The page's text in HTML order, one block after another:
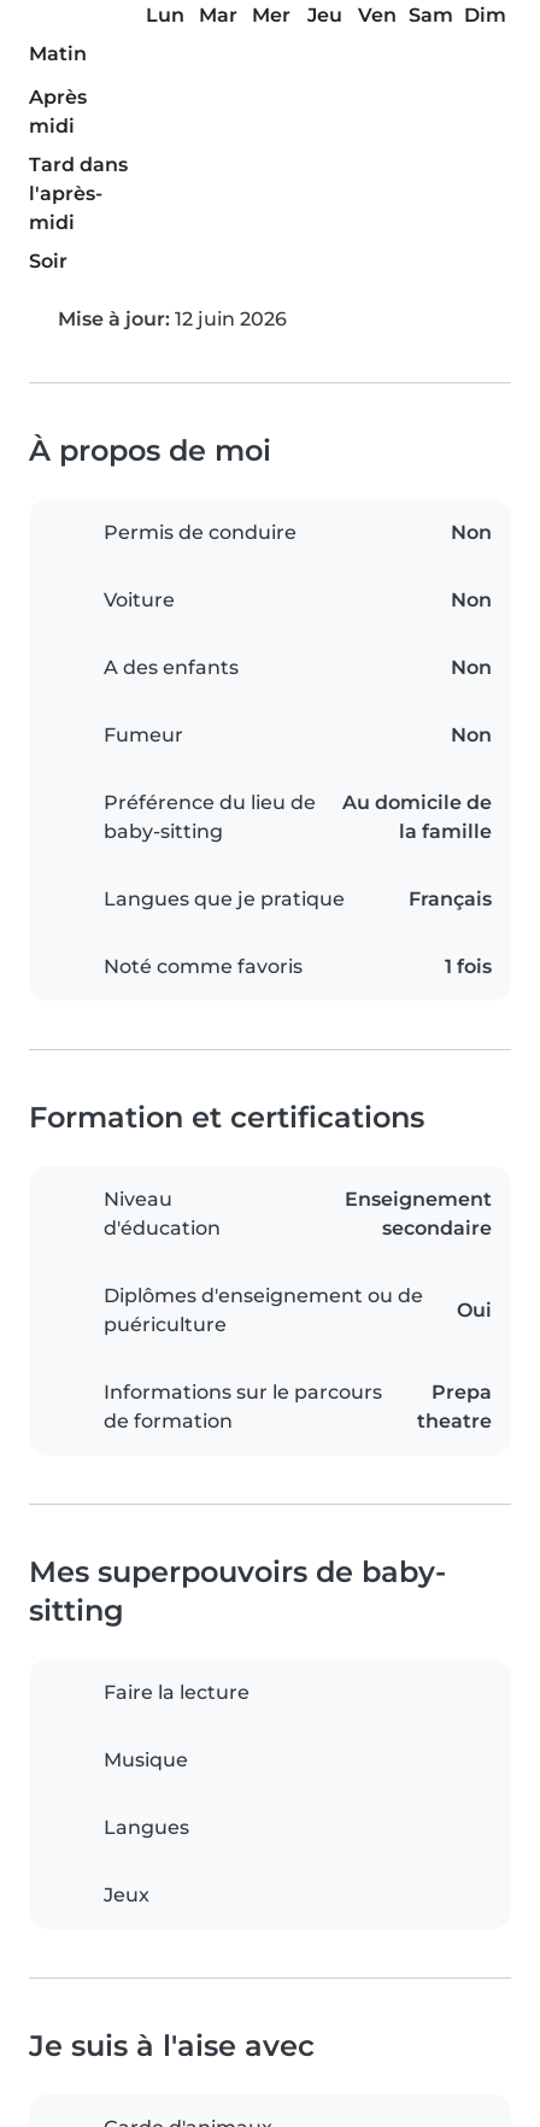
Lun Mar Mer Jeu Ven Sam Dim
Matin
Après
midi
Tard dans
l'après-
midi
Soir
Mise à jour: 12 juin 2026
À propos de moi
Permis de conduire Non
Voiture Non
A des enfants Non
Fumeur Non
Préférence du lieu de
baby-sitting
Au domicile de
la famille
Langues que je pratique Français
Noté comme favoris 1 fois
Formation et certifications
Niveau
d'éducation
Enseignement
secondaire
Diplômes d'enseignement ou de
puériculture
Oui
Informations sur le parcours
de formation
Prepa
theatre
Mes superpouvoirs de baby-
sitting
Faire la lecture
Musique
Langues
Jeux
Je suis à l'aise avec